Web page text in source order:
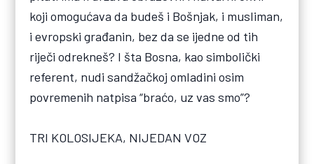
koji omogućava da budeš i Bošnjak, i musliman,
i evropski građanin, bez da se ijedne od tih
riječi odrekneš? I šta Bosna, kao simbolički
referent, nudi sandžačkoj omladini osim
povremenih natpisa “braćo, uz vas smo”?
TRI KOLOSIJEKA, NIJEDAN VOZ